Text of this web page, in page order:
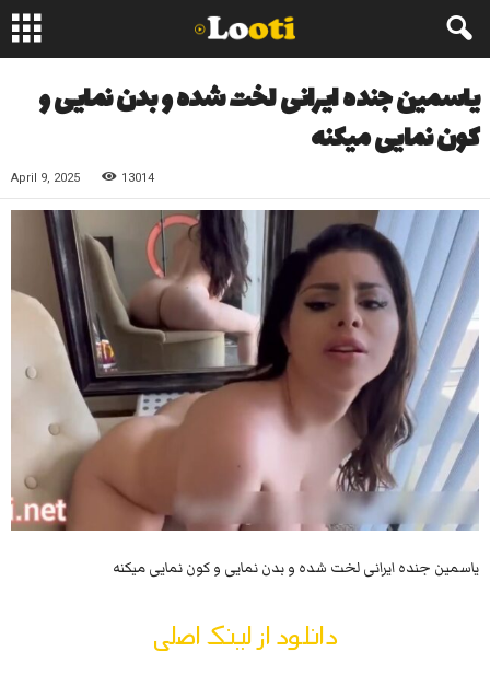
یاسمین جنده ایرانی لخت شده و بدن نمایی و
کون نمایی میکنه
April 9, 2025 13014
یاسمین جنده ایرانی لخت شده و بدن نمایی و کون نمایی میکنه
دانلود از لینک اصلی